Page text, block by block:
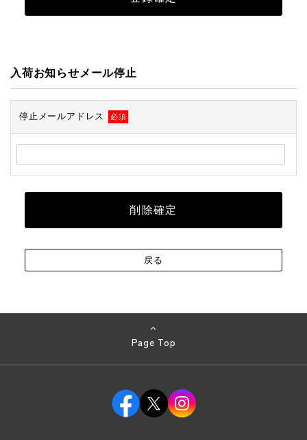
入荷お知らせメール停止
停止メールアドレス 必須
Page Top